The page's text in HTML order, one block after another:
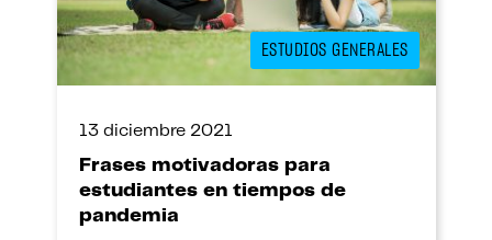
ESTUDIOS GENERALES
13 diciembre 2021
Frases motivadoras para
estudiantes en tiempos de
pandemia